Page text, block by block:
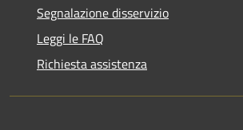
Segnalazione disservizio
Leggi le FAQ
Richiesta assistenza